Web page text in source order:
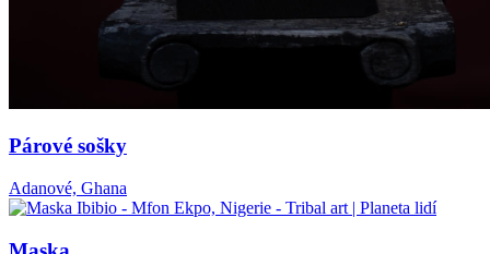
Párové sošky
Adanové, Ghana